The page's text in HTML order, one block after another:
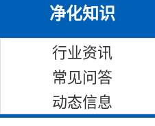
净化知识
行业资讯
常见问答
动态信息